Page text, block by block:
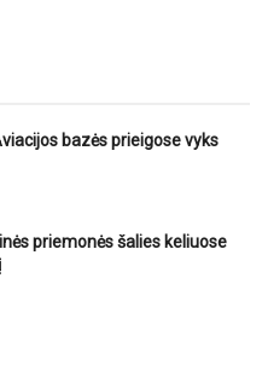
bazės prieigose vyks
priemonės šalies keliuose